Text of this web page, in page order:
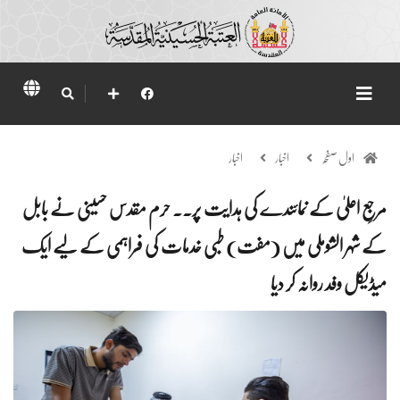
اول صفحہ اخبار اخبار
مرجعِ اعلیٰ کے نمائندے کی ہدایت پر.. حرم مقدس حسینی نے بابل
کے شہر الشوملی میں (مفت) طبی خدمات کی فراہمی کے لیے ایک
میڈیکل وفد روانہ کر دیا